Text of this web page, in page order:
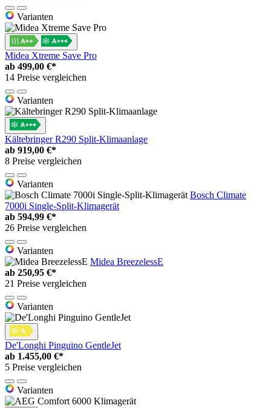
Varianten
Midea Xtreme Save Pro
ab 499,00 €*
14 Preise vergleichen
Varianten
Kältebringer R290 Split-Klimaanlage
ab 919,00 €*
8 Preise vergleichen
Varianten
Bosch Climate
7000i Single-Split-Klimagerät
ab 594,99 €*
26 Preise vergleichen
Varianten
Midea BreezelessE
ab 250,95 €*
21 Preise vergleichen
Varianten
De'Longhi Pinguino GentleJet
ab 1.455,00 €*
5 Preise vergleichen
Varianten